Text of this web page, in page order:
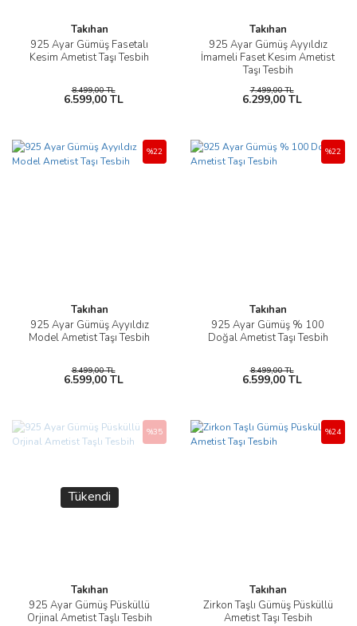
Takıhan
925 Ayar Gümüş Fasetalı
Kesim Ametist Taşı Tesbih
8.499,00 TL
6.599,00 TL
Takıhan
925 Ayar Gümüş Ayyıldız
İmameli Faset Kesim Ametist
Taşı Tesbih
7.499,00 TL
6.299,00 TL
Takıhan
925 Ayar Gümüş Ayyıldız
Model Ametist Taşı Tesbih
%22
8.499,00 TL
6.599,00 TL
Takıhan
925 Ayar Gümüş % 100
Doğal Ametist Taşı Tesbih
%22
8.499,00 TL
6.599,00 TL
Tükendi
Takıhan
925 Ayar Gümüş Püsküllü
Orjinal Ametist Taşlı Tesbih
%35
Takıhan
Zirkon Taşlı Gümüş Püsküllü
Ametist Taşı Tesbih
%24